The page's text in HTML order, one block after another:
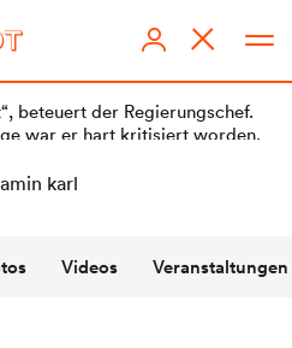
Videos Veranstaltungen
beteuert der Regierungschef.
war er hart kritisiert worden.